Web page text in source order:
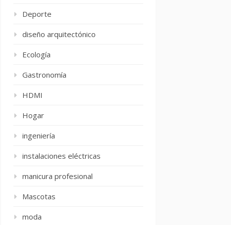
Deporte
diseño arquitectónico
Ecología
Gastronomía
HDMI
Hogar
ingeniería
instalaciones eléctricas
manicura profesional
Mascotas
moda